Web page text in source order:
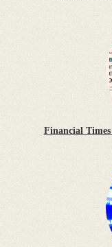
Financial Times